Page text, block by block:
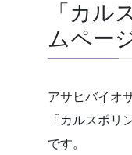
「カル
ムペー
アサヒバイオ
「カルスポリ
です。